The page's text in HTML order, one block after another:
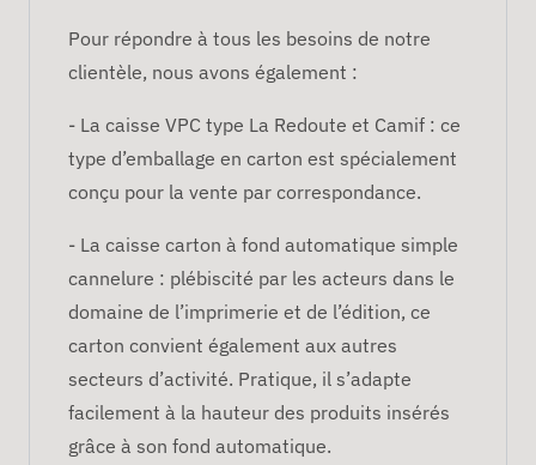
Pour répondre à tous les besoins de notre
clientèle, nous avons également :
- La caisse VPC type La Redoute et Camif : ce
type d’emballage en carton est spécialement
conçu pour la vente par correspondance.
- La caisse carton à fond automatique simple
cannelure : plébiscité par les acteurs dans le
domaine de l’imprimerie et de l’édition, ce
carton convient également aux autres
secteurs d’activité. Pratique, il s’adapte
facilement à la hauteur des produits insérés
grâce à son fond automatique.